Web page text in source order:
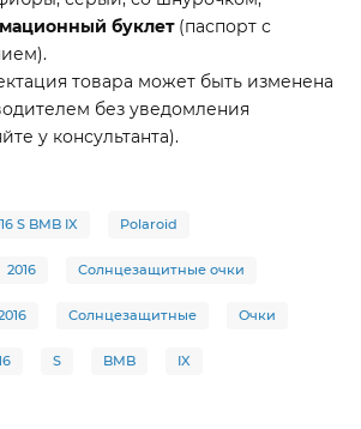
буклет(паспорт с
товара может быть изменена
без уведомления
у консультанта).
S BMB IX Polaroid
2016 Солнцезащитные очки
Солнцезащитные Очки
S BMB IX